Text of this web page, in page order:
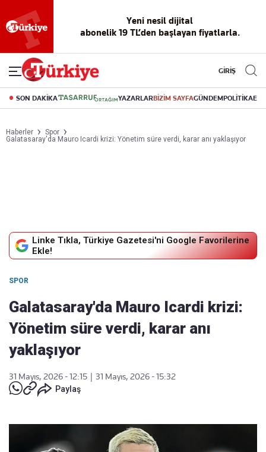
okuma
deneyimi
dijital arşiv
Akıllı haber
asistanı
Eski gazeteleri
indirme canlı soru
cevap
GİRİŞ
SON DAKİKA YAZARLARBİZİM SAYFAGÜNDEMPOLİTİKA
Haberler
Spor
Galatasaray'da Mauro Icardi krizi: Yönetim süre verdi, karar anı yaklaşıyor
Linke Tıkla, Türkiye Gazetesi'ni Google Favorilerine
Ekle!
SPOR
Galatasaray'da Mauro Icardi krizi:
Yönetim süre verdi, karar anı
yaklaşıyor
31 Mayıs, 2026 - 12:15
31 Mayıs, 2026 - 15:32
Paylaş